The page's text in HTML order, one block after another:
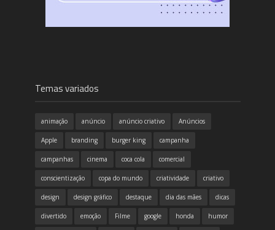
Temas variados
animação anúncio anúncio criativo Anúncios
Apple branding burger king campanha
campanhas cinema coca cola comercial
conscientização copa do mundo criatividade criativo
design design gráfico destaque dia das mães dicas
divertido emoção Filme google honda humor